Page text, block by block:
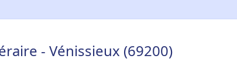
- Vénissieux (69200)